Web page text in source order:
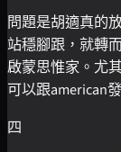
問題是胡適真的
站穩腳跟，就轉
啟蒙思惟家。尤
可以跟american
四